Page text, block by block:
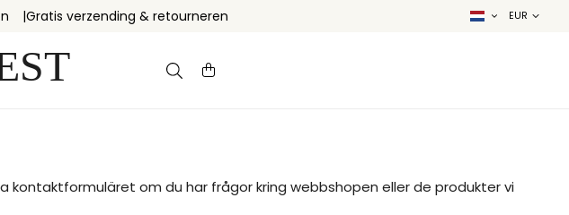
Gratis verzending & retourneren
om du har frågor kring webbshopen eller de produkter vi